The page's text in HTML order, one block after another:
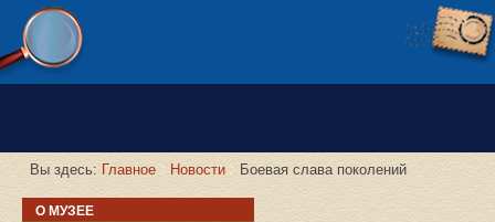
Версия сайта для слабовидящих
Вы здесь: Главное Новости Боевая слава поколений
О МУЗЕЕ